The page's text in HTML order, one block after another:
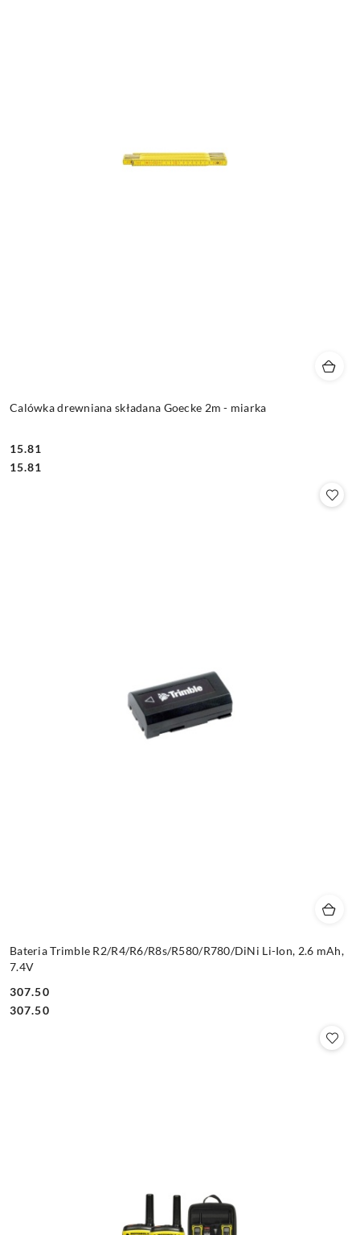
Calówka drewniana składana Goecke 2m - miarka
Cena:
15.81
Cena:
15.81
Bateria Trimble R2/R4/R6/R8s/R580/R780/DiNi Li-Ion, 2.6 mAh,
7.4V
Cena:
307.50
Cena:
307.50